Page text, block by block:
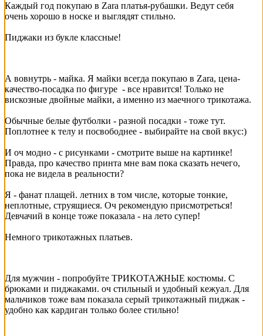
Каждый год покупаю в Zara платья-рубашки. Ведут себя
очень хорошо в носке и выглядят стильно.
Пиджаки из букле классные!
А вовнутрь - майка. Я майки всегда покупаю в Zara, цена-
качество-посадка по фигуре - все нравится! Только не
вискозные двойные майки, а именно из маечного трикотажа.
Обычные белые футболки - разной посадки - тоже тут.
Поплотнее к телу и посвободнее - выбирайте на свой вкус:)
И оч модно - с рисунками - смотрите выше на картинке!
Правда, про качество принта мне вам пока сказать нечего,
пока не видела в реальности?
Я - фанат плащей. летних в том числе, которые тонкие,
неплотные, струящиеся. Оч рекомендую присмотреться!
Девчачий в конце тоже показала - на лето супер!
Немного трикотажных платьев.
Для мужчин - попробуйте ТРИКОТАЖНЫЕ костюмы. С
брюками и пиджаками. оч стильный и удобный кежуал. Для
мальчиков тоже вам показала серый трикотажный пиджак -
удобно как кардиган только более стильно!